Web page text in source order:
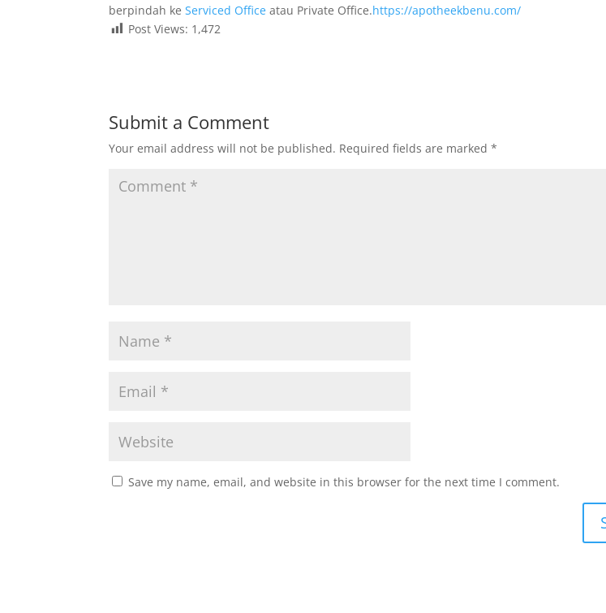
berpindah keServiced Office atau Private Office.https://apotheekbenu.com/
Post Views: 1,472
Submit a Comment
Your email address will not be published. Required fields are marked*
Save my name, email, and website in this browser for the next time I comment.